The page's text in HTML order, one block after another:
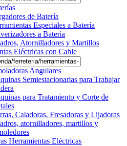
de Batería
Especiales a Batería
a Batería
Atornilladores y Martillos
Eléctricas con Cable
Angulares
Semiestacionarias para Trabajar
para Tratamiento y Corte de
Caladoras, Fresadoras y Lijadoras
atornilladores, martillos y
Herramientas Eléctricas